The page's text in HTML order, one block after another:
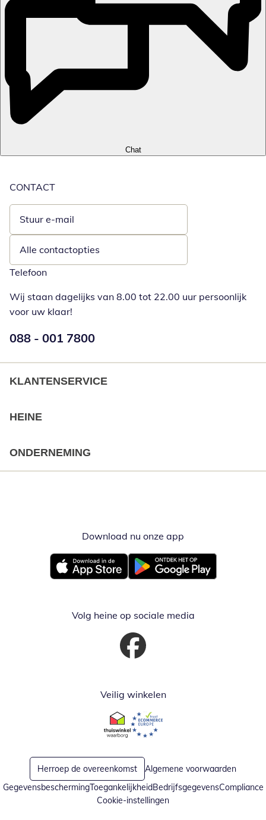
Chat
CONTACT
Stuur e-mail
Opent e-mailclient
Alle contactopties
Telefoon
Wij staan dagelijks van 8.00 tot 22.00 uur persoonlijk
voor uw klaar!
Telefoonnummer:
088 - 001 7800
KLANTENSERVICE
HEINE
ONDERNEMING
Download nu onze app
Opent in nieuw vensterOpent in nieuw venster
Volg heine op sociale media
Opent in nieuw venster
Veilig winkelen
Opent in nieuw venster
Opent in nieuw venster
Herroep de overeenkomst
Algemene voorwaarden
GegevensbeschermingToegankelijkheidBedrijfsgegevensCompliance
Cookie-instellingen